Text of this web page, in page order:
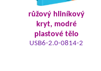
růžový hliníkový
kryt, modré
plastové tělo
USB6-2.0-0814-2